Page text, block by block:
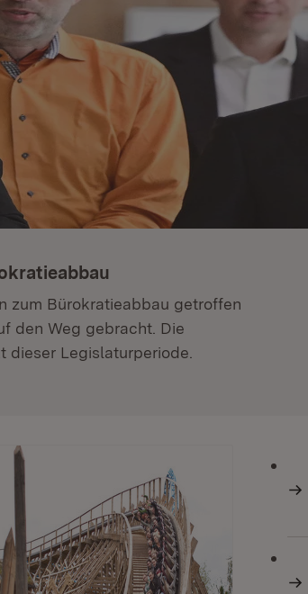
zum Bürokratieabbau getroffen
den Weg gebracht. Die
dieser Legislaturperiode.